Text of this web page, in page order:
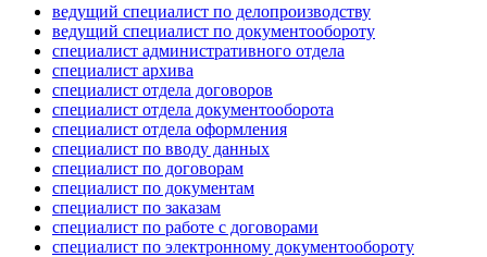
ведущий специалист по делопроизводству
ведущий специалист по документообороту
специалист административного отдела
специалист архива
специалист отдела договоров
специалист отдела документооборота
специалист отдела оформления
специалист по вводу данных
специалист по договорам
специалист по документам
специалист по заказам
специалист по работе с договорами
специалист по электронному документообороту